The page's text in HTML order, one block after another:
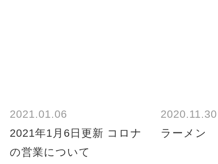
2021.01.06
2021年1月6日更新 コロナ
の営業について
2020.11.30
ラーメン